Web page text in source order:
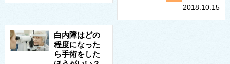
2018.10.15
白内障はどの
程度になった
ら手術をした